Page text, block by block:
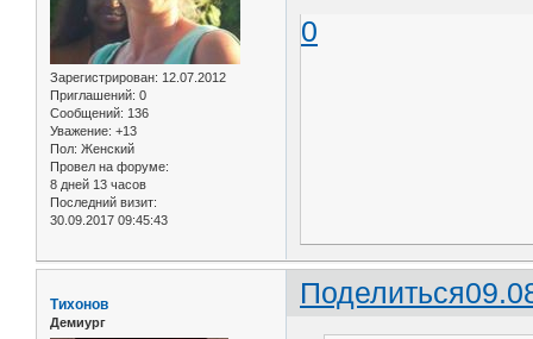
Зарегистрирован: 12.07.2012
Приглашений: 0
Сообщений: 136
Уважение: +13
Пол: Женский
Провел на форуме:
8 дней 13 часов
Последний визит:
30.09.2017 09:45:43
0
Поделиться
Тихонов
Демиург